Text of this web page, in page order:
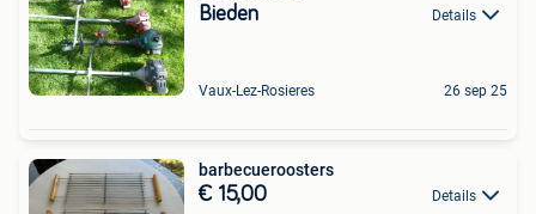
Bieden Details
Vaux-Lez-Rosieres 26 sep 25
barbecueroosters
€ 15,00 Details